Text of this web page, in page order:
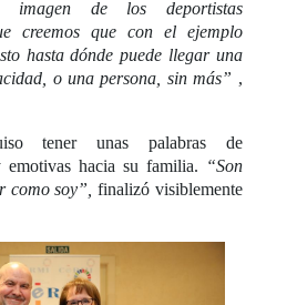
imagen de los deportistas
creemos que con el ejemplo
hasta dónde puede llegar una
o una persona, sin más” ,
tener unas palabras de
emotivas hacia su familia. “Son
como soy”, finalizó visiblemente